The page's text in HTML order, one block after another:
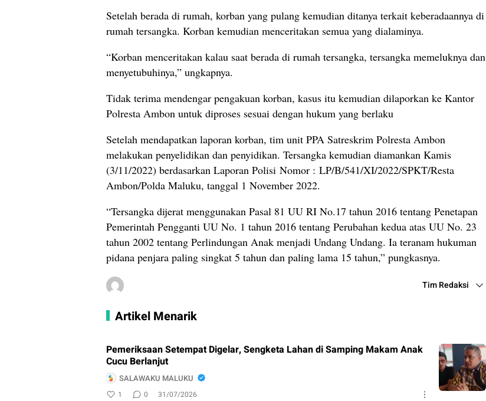
Setelah berada di rumah, korban yang pulang kemudian ditanya terkait keberadaannya di
rumah tersangka. Korban kemudian menceritakan semua yang dialaminya.
“Korban menceritakan kalau saat berada di rumah tersangka, tersangka memeluknya dan
menyetubuhinya,” ungkapnya.
Tidak terima mendengar pengakuan korban, kasus itu kemudian dilaporkan ke Kantor
Polresta Ambon untuk diproses sesuai dengan hukum yang berlaku
Setelah mendapatkan laporan korban, tim unit PPA Satreskrim Polresta Ambon
melakukan penyelidikan dan penyidikan. Tersangka kemudian diamankan Kamis
(3/11/2022) berdasarkan Laporan Polisi Nomor : LP/B/541/XI/2022/SPKT/Resta
Ambon/Polda Maluku, tanggal 1 November 2022.
“Tersangka dijerat menggunakan Pasal 81 UU RI No.17 tahun 2016 tentang Penetapan
Pemerintah Pengganti UU No. 1 tahun 2016 tentang Perubahan kedua atas UU No. 23
tahun 2002 tentang Perlindungan Anak menjadi Undang Undang. Ia teranam hukuman
pidana penjara paling singkat 5 tahun dan paling lama 15 tahun,” pungkasnya.
Tim Redaksi
Artikel Menarik
Pemeriksaan Setempat Digelar, Sengketa Lahan di Samping Makam Anak
Cucu Berlanjut
SALAWAKU MALUKU
1 0 31/07/2026